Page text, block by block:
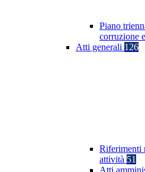
Piano
corruzione
Atti generali 126
Riferimenti
attività 51